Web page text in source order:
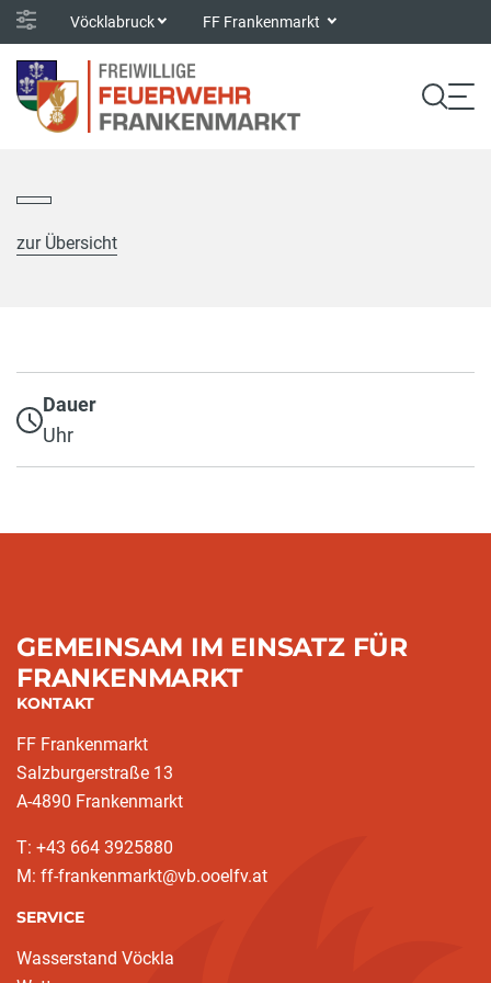
Vöcklabruck FF Frankenmarkt
zur Übersicht
Dauer
Uhr
GEMEINSAM IM EINSATZ FÜR
FRANKENMARKT
KONTAKT
FF Frankenmarkt
Salzburgerstraße 13
A-4890 Frankenmarkt
T: +43 664 3925880
M: ff-frankenmarkt@vb.ooelfv.at
SERVICE
Wasserstand Vöckla